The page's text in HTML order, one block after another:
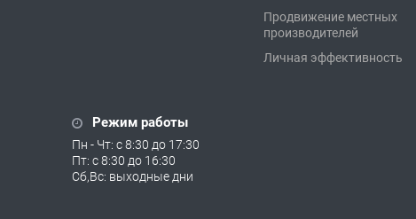
Продвижение местных
производителей
Личная эффективность
Режим работы
Пн - Чт: с 8:30 до 17:30
Пт: с 8:30 до 16:30
Сб,Вс: выходные дни